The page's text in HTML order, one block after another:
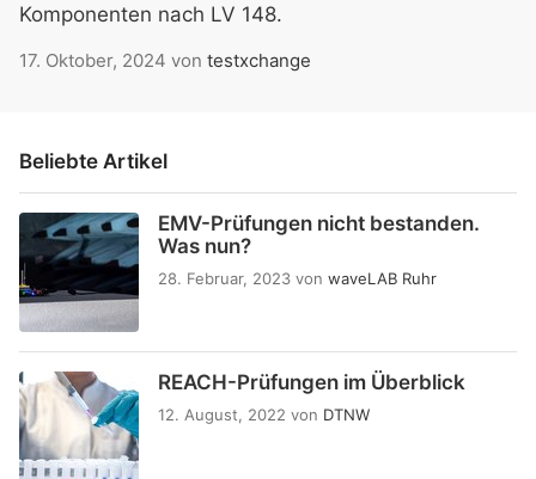
Komponenten nach LV 148.
17. Oktober, 2024 von testxchange
Beliebte Artikel
EMV-Prüfungen nicht bestanden.
Was nun?
28. Februar, 2023 von waveLAB Ruhr
REACH-Prüfungen im Überblick
12. August, 2022 von DTNW